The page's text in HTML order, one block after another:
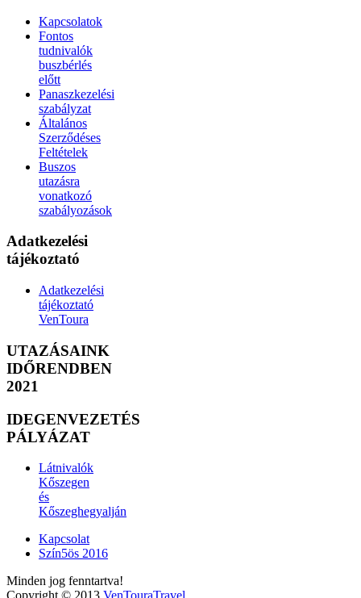
Kapcsolatok
Fontos
tudnivalók
buszbérlés
előtt
Panaszkezelési
szabályzat
Általános
Szerződéses
Feltételek
Buszos
utazásra
vonatkozó
szabályozások
Adatkezelési
tájékoztató
Adatkezelési
tájékoztató
VenToura
UTAZÁSAINK
IDŐRENDBEN
2021
IDEGENVEZETÉS
PÁLYÁZAT
Látnivalók
Kőszegen
és
Kőszeghegyalján
Kapcsolat
Szín5ös 2016
Minden jog fenntartva!